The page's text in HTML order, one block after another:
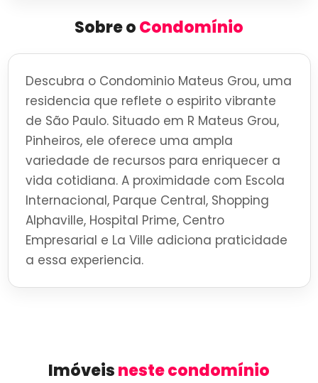
Sobre oCondomínio
Descubra o Condominio Mateus Grou, uma
residencia que reflete o espirito vibrante
de São Paulo. Situado em R Mateus Grou,
Pinheiros, ele oferece uma ampla
variedade de recursos para enriquecer a
vida cotidiana. A proximidade com Escola
Internacional, Parque Central, Shopping
Alphaville, Hospital Prime, Centro
Empresarial e La Ville adiciona praticidade
a essa experiencia.
Imóveisneste condomínio